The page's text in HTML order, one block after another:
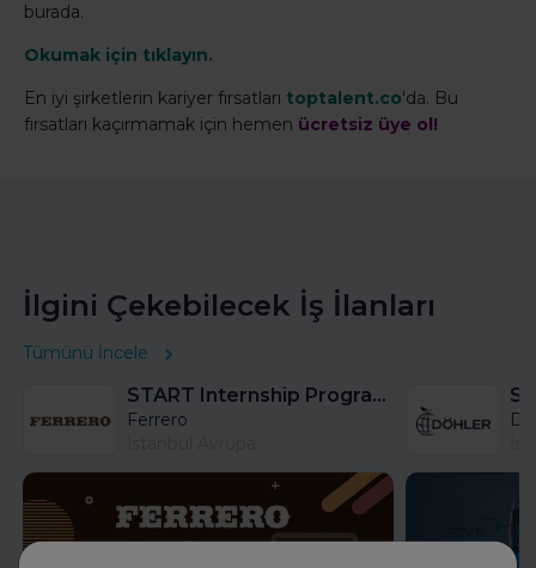
burada.
Okumak için tıklayın.
En iyi şirketlerin kariyer fırsatları toptalent.co'da. Bu
fırsatları kaçırmamak için hemen ücretsiz üye ol!
İlgini Çekebilecek İş İlanları
Tümünü İncele
START Internship Program (Sales) - Istanbul
Ferrero